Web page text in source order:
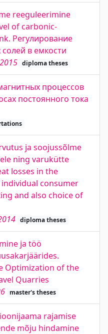
reeguleerimine
of carbonic-
Регулирование
в емкости
diploma theses
процессов
постоянного тока
ja soojussõlme
ning varukütte
losses in the
consumer
and also choice of
diploma theses
ja töö
Optimization of the
Quarries
master's theses
rajamise
mõju hindamine